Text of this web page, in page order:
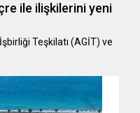
ile ilişkilerini yeni
Teşkilatı (AGİT) ve